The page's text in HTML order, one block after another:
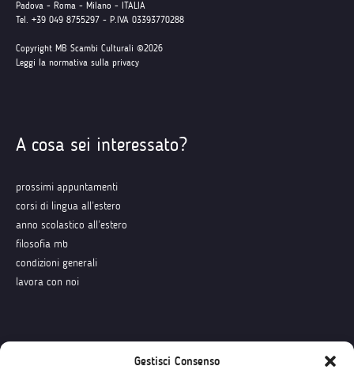
Gestisci Consenso
Padova - Roma - Milano - ITALIA
Tel. +39 049 8755297 - P.IVA 03393770288
Copyright MB Scambi Culturali ©2026
Leggi la normativa sulla privacy
A cosa sei interessato?
prossimi appuntamenti
corsi di lingua all’estero
anno scolastico all’estero
filosofia mb
condizioni generali
lavora con noi